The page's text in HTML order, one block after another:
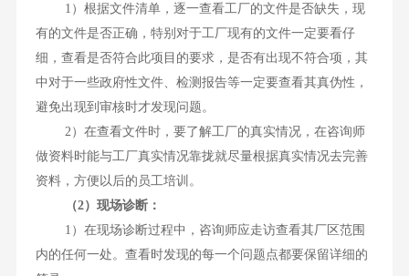
1）根据文件清单，逐一查看工厂的文件是否缺失，现
有的文件是否正确，特别对于工厂现有的文件一定要看仔
细，查看是否符合此项目的要求，是否有出现不符合项，其
中对于一些政府性文件、检测报告等一定要查看其真伪性，
避免出现到审核时才发现问题。
2）在查看文件时，要了解工厂的真实情况，在咨询师
做资料时能与工厂真实情况靠拢就尽量根据真实情况去完善
资料，方便以后的员工培训。
（2）现场诊断：
1）在现场诊断过程中，咨询师应走访查看其厂区范围
内的任何一处。查看时发现的每一个问题点都要保留详细的